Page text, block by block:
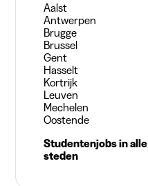
Aalst
Antwerpen
Brugge
Brussel
Gent
Hasselt
Kortrijk
Leuven
Mechelen
Oostende
Studentenjobs in alle
steden